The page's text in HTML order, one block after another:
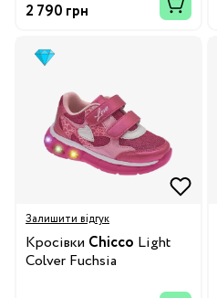
2 790 грн
Залишити відгук
Кросівки Chicco Light
Colver Fuchsia